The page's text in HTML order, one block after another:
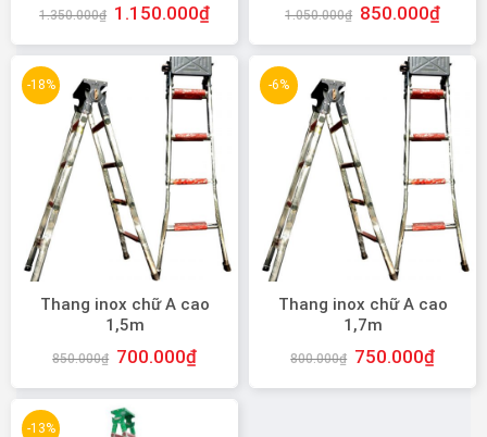
1.350.000₫ 1.150.000₫ 1.050.000₫ 850.000₫
-18%
Thang inox chữ A cao
1,5m
850.000₫ 700.000₫
-6%
Thang inox chữ A cao
1,7m
800.000₫ 750.000₫
-13%